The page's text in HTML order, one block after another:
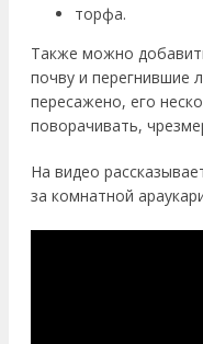
торфа.
Также можно
почву и перегнившие
пересажено, его
поворачивать,
На видео
за комнатной